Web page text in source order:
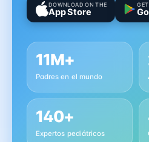
DOWNLOAD ON THE
App Store
11M+
Padres en el mundo
140+
Expertos pediátricos